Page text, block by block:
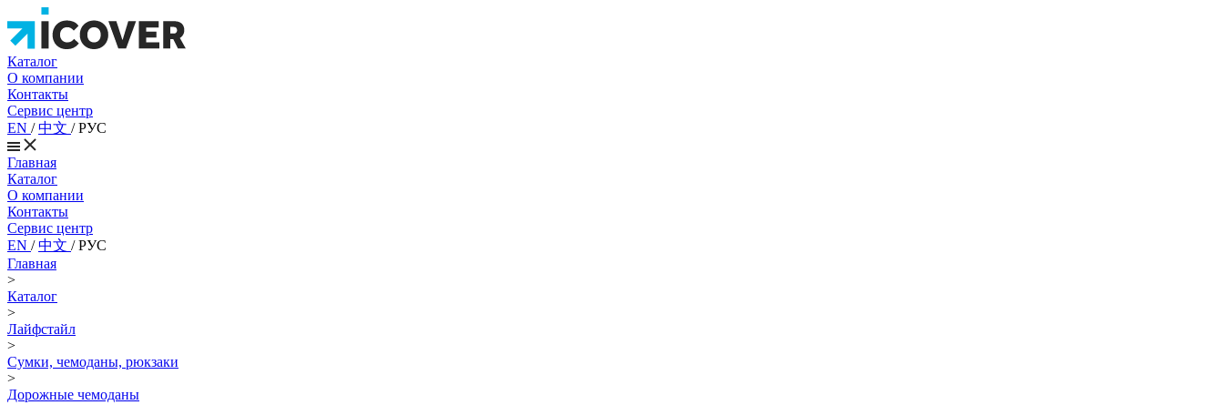
Каталог
О компании
Контакты
Сервис центр
EN /中文 /РУС
Главная
Каталог
О компании
Контакты
Сервис центр
EN /中文 /РУС
Главная
>
Каталог
>
Лайфстайл
>
Сумки, чемоданы, рюкзаки
>
Дорожные чемоданы